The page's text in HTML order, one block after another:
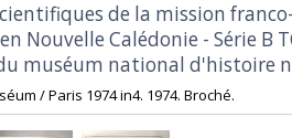
de la mission
Nouvelle Calédonie - Série B
muséum national d'histoire
/ Paris 1974 in4. 1974. Broché.‎